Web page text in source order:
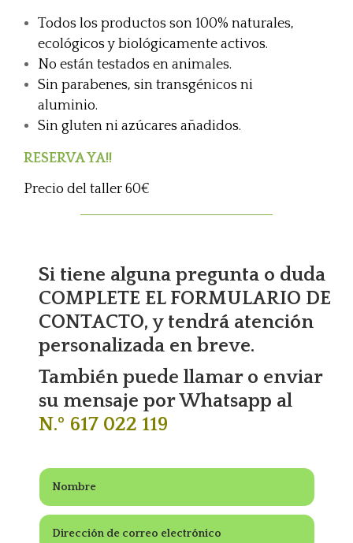
Todos los productos son 100% naturales,
ecológicos y biológicamente activos.
No están testados en animales.
Sin parabenes, sin transgénicos ni
aluminio.
Sin gluten ni azúcares añadidos.
RESERVA YA!!
Precio del taller 60€
Si tiene alguna pregunta o duda
COMPLETE EL FORMULARIO DE
CONTACTO, y tendrá atención
personalizada en breve.
También puede llamar o enviar
su mensaje por Whatsapp al
N.º 617 022 119